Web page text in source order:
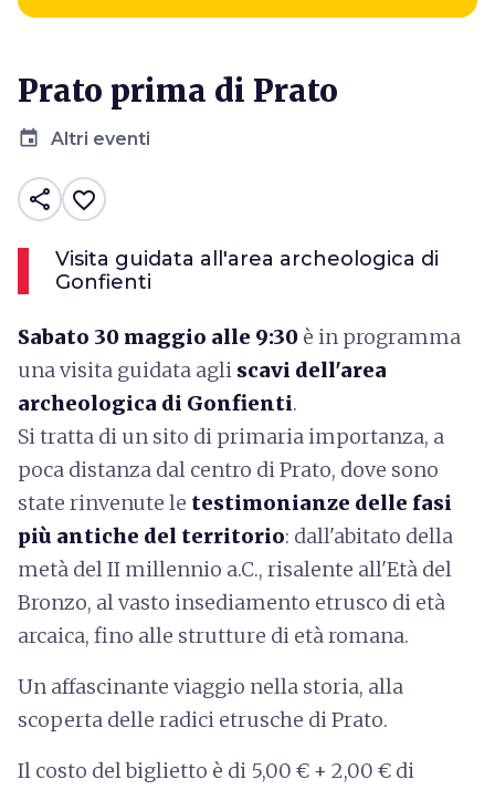
Prato prima di Prato
event Altri eventi
share favorite_border
Visita guidata all'area archeologica di
Gonfienti
Sabato 30 maggio alle 9:30 è in programma
una visita guidata agli scavi dell'area
archeologica di Gonfienti.
Si tratta di un sito di primaria importanza, a
poca distanza dal centro di Prato, dove sono
state rinvenute le testimonianze delle fasi
più antiche del territorio: dall'abitato della
metà del II millennio a.C., risalente all'Età del
Bronzo, al vasto insediamento etrusco di età
arcaica, fino alle strutture di età romana.
Un affascinante viaggio nella storia, alla
scoperta delle radici etrusche di Prato.
Il costo del biglietto è di 5,00 € + 2,00 € di